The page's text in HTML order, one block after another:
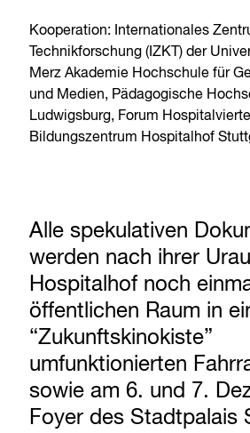
Kooperation: Internationales
Technikforschung (IZKT) der
Merz Akademie Hochschule für
und Medien, Pädagogische
Ludwigsburg, Forum
Bildungszentrum Hospitalhof
Alle spekulativen
werden nach ihrer
Hospitalhof noch
öffentlichen Raum in
“Zukunftskinokiste”
umfunktionierten
sowie am 6. und 7.
Foyer des Stadtpalais